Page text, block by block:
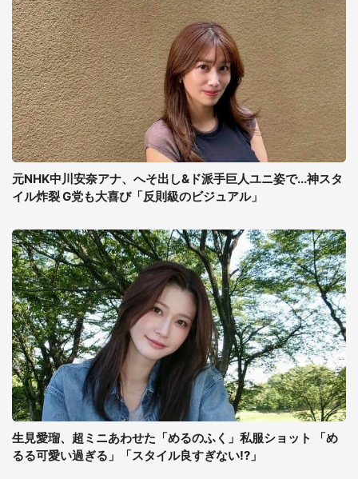
元NHK中川安奈アナ、へそ出し&ド派手巨人ユニ姿で...神スタ
イル炸裂 G党も大喜び「反則級のビジュアル」
生見愛瑠、超ミニあわせた「めるのふく」私服ショット 「め
るる可愛い過ぎる」「スタイル良すぎない!?」